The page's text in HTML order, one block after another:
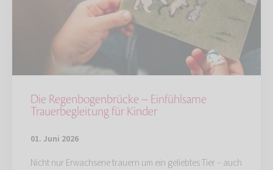
Die Regenbogenbrücke – Einfühlsame
Trauerbegleitung für Kinder
01. Juni 2026
Nicht nur Erwachsene trauern um ein geliebtes Tier – auch